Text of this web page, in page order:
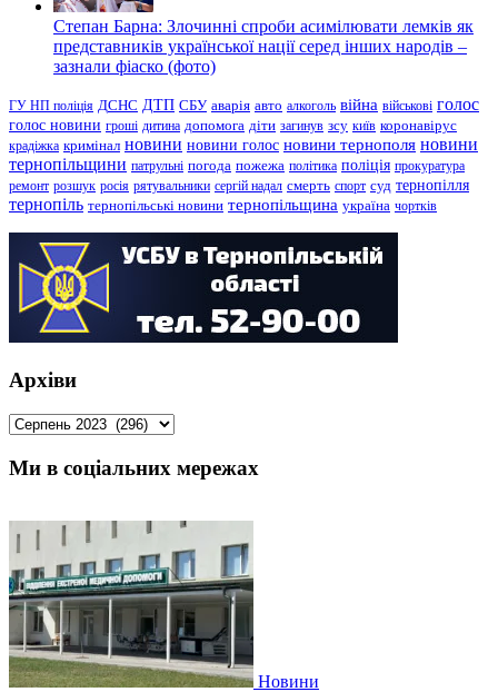
Степан Барна: Злочинні спроби асимілювати лемків як
представників української нації серед інших народів –
зазнали фіаско (фото)
ГУ НП поліція ДСНС ДТП СБУ аварія авто алкоголь війна військові голос
голос новини гроші дитина допомога діти загинув зсу київ коронавірус
крадіжка кримінал новини новини голос новини тернополя новини
тернопільщини патрульні погода пожежа політика поліція прокуратура
ремонт розшук росія рятувальники сергій надал смерть спорт суд тернопілля
тернопіль тернопільські новини тернопільщина україна чортків
Архіви
Архіви
Ми в соціальних мережах
Новини